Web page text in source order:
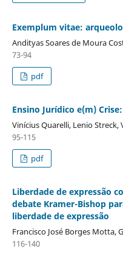
Exemplum vitae:
Andityas Soares de Moura
73-94
pdf
Ensino Jurídico e(m)
Vinícius Quarelli, Lenio Streck,
95-115
pdf
Liberdade de expressão
debate Kramer-Bishop
liberdade de expressão
Francisco José Borges Motta,
116-140